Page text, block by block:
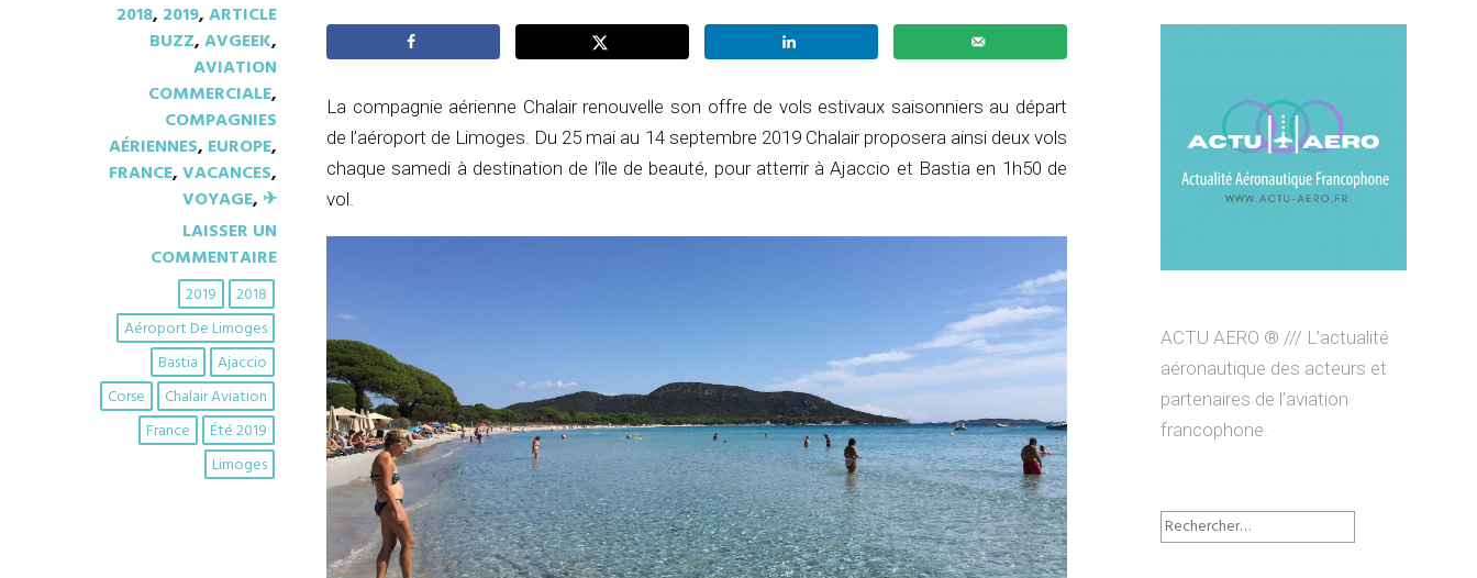
2018, 2019,ARTICLE
BUZZ,AVGEEK,
AVIATION
COMMERCIALE,
COMPAGNIES
AÉRIENNES, EUROPE,
FRANCE,VACANCES,
VOYAGE, ✈︎
LAISSER UN
COMMENTAIRE
2018
2019
Aéroport De Limoges
Ajaccio
Bastia
Chalair Aviation
Corse
Été 2019
France
Limoges
La compagnie aérienne Chalair renouvelle son offre de vols estivaux saisonniers au départ
de l’aéroport de Limoges. Du 25 mai au 14 septembre 2019 Chalair proposera ainsi deux vols
chaque samedi à destination de l’île de beauté, pour atterrir à Ajaccio et Bastia en 1h50 de
vol.
ACTU AERO ® /// L’actualité
aéronautique des acteurs et
partenaires de l’aviation
francophone.
Rechercher :